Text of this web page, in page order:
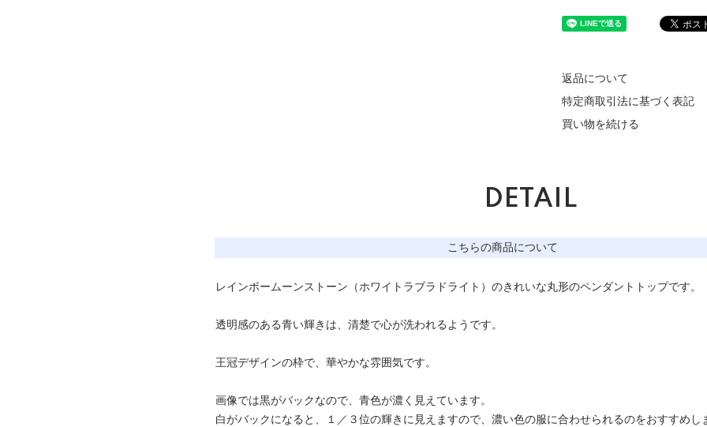
返品について
特定商取引法に基づく表記
買い物を続ける
DETAIL
こちらの商品について
レインボームーンストーン（ホワイトラブラドライト）のきれいな丸形のペンダントトップです。
透明感のある青い輝きは、清楚で心が洗われるようです。
王冠デザインの枠で、華やかな雰囲気です。
画像では黒がバックなので、青色が濃く見えています。
白がバックになると、１／３位の輝きに見えますので、濃い色の服に合わせられるのをおすすめし